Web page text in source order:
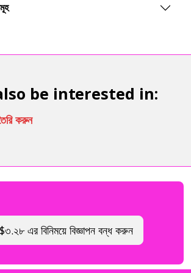
be interested in:
করুন
এর বিনিময়ে বিজ্ঞাপন বন্ধ করুন